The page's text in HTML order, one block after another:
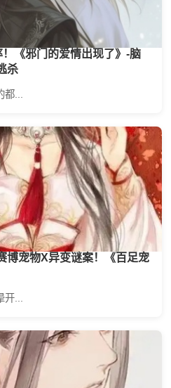
《邪门的爱情出现了》-脑
杀
...
博宠物X异变谜案！《百足宠
开...